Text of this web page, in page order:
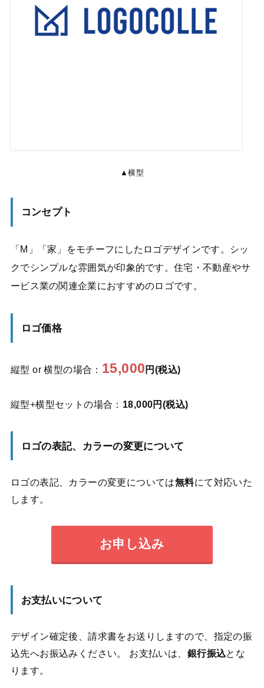
▲横型
コンセプト
「M」「家」をモチーフにしたロゴデザインです。シッ
クでシンプルな雰囲気が印象的です。住宅・不動産やサ
ービス業の関連企業におすすめのロゴです。
ロゴ価格
縦型 or 横型の場合： 15,000 円(税込)
縦型+横型セットの場合： 18,000円(税込)
ロゴの表記、カラーの変更について
ロゴの表記、カラーの変更については無料にて対応いた
します。
お申し込み
お支払いについて
デザイン確定後、請求書をお送りしますので、指定の振
込先へお振込みください。 お支払いは、 銀行振込とな
ります。